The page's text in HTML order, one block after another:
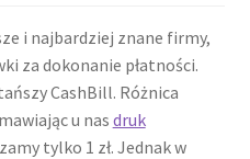
i najbardziej znane firmy,
za dokonanie płatności.
CashBill. Różnica
u nas druk
tylko 1 zł. Jednak w